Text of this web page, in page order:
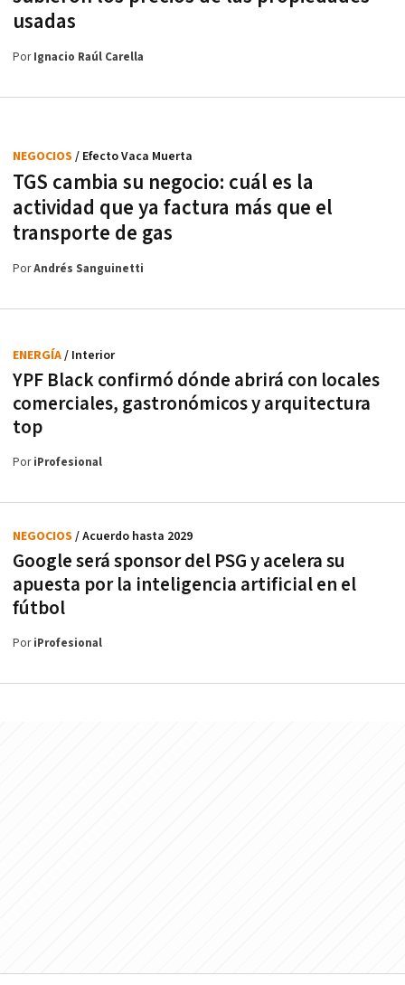
usadas
PorIgnacio Raúl Carella
TGS cambia su negocio: cuál es la
actividad que ya factura más que el
transporte de gas
NEGOCIOS / Efecto Vaca Muerta
PorAndrés Sanguinetti
YPF Black confirmó dónde abrirá con locales
comerciales, gastronómicos y arquitectura
top
ENERGÍA/ Interior
PoriProfesional
Google será sponsor del PSG y acelera su
apuesta por la inteligencia artificial en el
fútbol
NEGOCIOS / Acuerdo hasta 2029
PoriProfesional